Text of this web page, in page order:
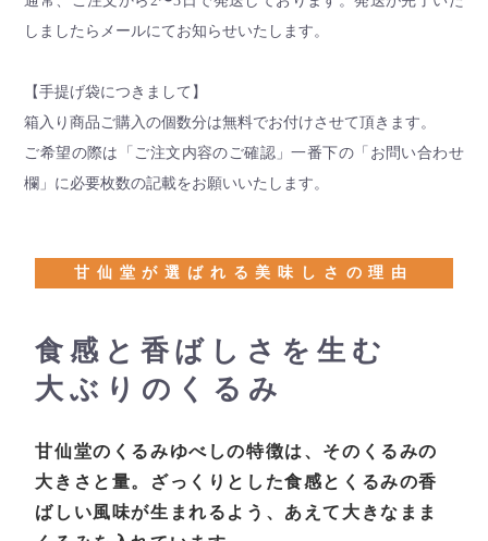
しましたらメールにてお知らせいたします。
【手提げ袋につきまして】
箱入り商品ご購入の個数分は無料でお付けさせて頂きます。
ご希望の際は「ご注文内容のご確認」一番下の「お問い合わせ
欄」に必要枚数の記載をお願いいたします。
甘仙堂が選ばれる美味しさの理由
食感と香ばしさを生む
大ぶりのくるみ
甘仙堂のくるみゆべしの特徴は、そのくるみの
大きさと量。ざっくりとした食感とくるみの香
ばしい風味が生まれるよう、あえて大きなまま